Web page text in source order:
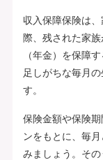
収入保障保険は
際、残された家
（年金）を保障
足しがちな毎月
す。
保険金額や保険
ンをもとに、毎
みましょう。そ